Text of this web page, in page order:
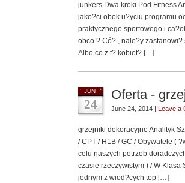
junkers Dwa kroki Pod Fitness
jako?ci obok u?yciu programu
praktycznego sportowego i
obco ? Có? , nale?y
Albo co z t? kobiet? […]
JUN
24
Oferta -
June 24, 2014 | Leave a
grzejniki dekoracyjne Analityk
/ CPT / H1B / GC / Obywatele (
celu naszych potrzeb
czasie rzeczywistym ) / W Klasa
jednym z wiod?cych top […]